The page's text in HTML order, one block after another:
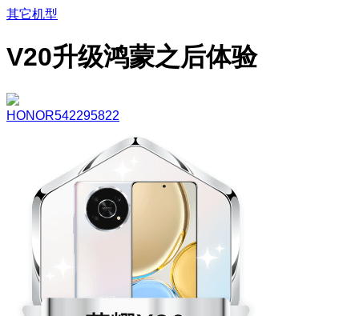
其它机型
V20升级鸿蒙之后体验
HONOR542295822